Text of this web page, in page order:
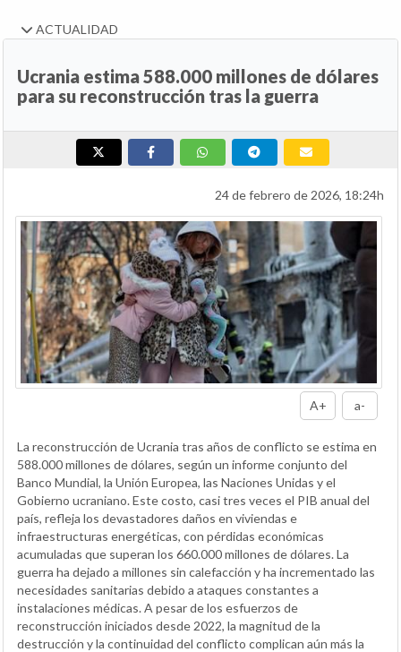
ACTUALIDAD
Ucrania estima 588.000 millones de dólares
para su reconstrucción tras la guerra
24 de febrero de 2026, 18:24h
A+ a-
La reconstrucción de Ucrania tras años de conflicto se estima en
588.000 millones de dólares, según un informe conjunto del
Banco Mundial, la Unión Europea, las Naciones Unidas y el
Gobierno ucraniano. Este costo, casi tres veces el PIB anual del
país, refleja los devastadores daños en viviendas e
infraestructuras energéticas, con pérdidas económicas
acumuladas que superan los 660.000 millones de dólares. La
guerra ha dejado a millones sin calefacción y ha incrementado las
necesidades sanitarias debido a ataques constantes a
instalaciones médicas. A pesar de los esfuerzos de
reconstrucción iniciados desde 2022, la magnitud de la
destrucción y la continuidad del conflicto complican aún más la